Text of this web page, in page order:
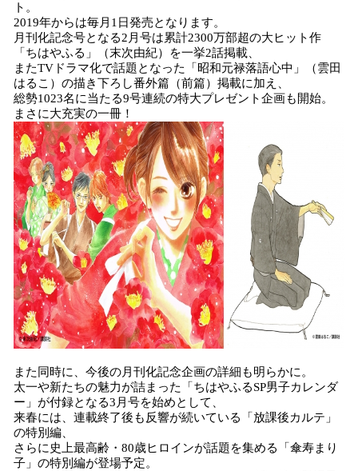
ト。
2019年からは毎月1日発売となります。
月刊化記念号となる2月号は累計2300万部超の大ヒット作
「ちはやふる」（末次由紀）を一挙2話掲載、
またTVドラマ化で話題となった「昭和元禄落語心中」（雲田
はるこ）の描き下ろし番外篇（前篇）掲載に加え、
総勢1023名に当たる9号連続の特大プレゼント企画も開始。
まさに大充実の一冊！
また同時に、今後の月刊化記念企画の詳細も明らかに。
太一や新たちの魅力が詰まった「ちはやふるSP男子カレンダ
ー」が付録となる3月号を始めとして、
来春には、連載終了後も反響が続いている「放課後カルテ」
の特別編、
さらに史上最高齢・80歳ヒロインが話題を集める「傘寿まり
子」の特別編が登場予定。